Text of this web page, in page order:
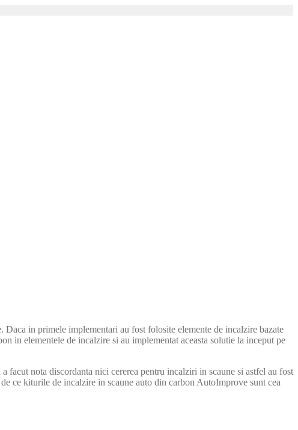
in primele implementari au fost folosite elemente de incalzire bazate
in elementele de incalzire si au implementat aceasta solutie la inceput pe
facut nota discordanta nici cererea pentru incalziri in scaune si astfel au fost
ce kiturile de incalzire in scaune auto din carbon AutoImprove sunt cea